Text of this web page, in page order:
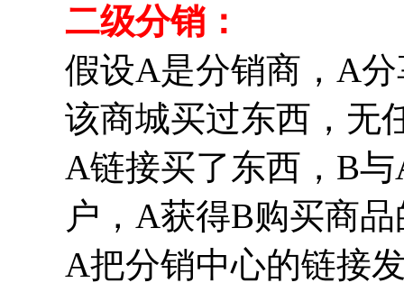
二级分销：
假设A是分销商，A
该商城买过东西，无
A链接买了东西，B
户，A获得B购买商
A把分销中心的链接